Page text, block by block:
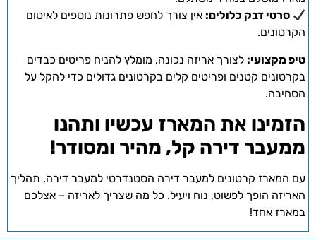
סרטי דבק כלולים: אין צורך לחפש פתרונות נוספים לאיטום
הקרטונים.
טיפ מקצועי: לצורך אריזה נכונה, מומלץ להניח פריטים כבדים
בקרטונים קטנים ופריטים קלים בקרטונים גדולים כדי להקל על
הסחיבה.
הזמינו את המארז עכשיו ותהנו
ממעבר דירה קל, מהיר ומסודר!
עם המארז קרטונים למעבר דירה הסטנדרטי למעבר דירה, תהליך
האריזה הופך לפשוט, נוח ויעיל. כל מה שצריך לאריזה – אצלכם
במארז אחד!